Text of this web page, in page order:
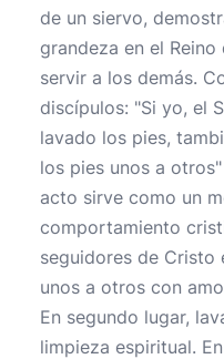
de un siervo,
grandeza en el
servir a los demás.
discípulos: "Si yo, el
lavado los pies,
los pies unos a
acto sirve como un
comportamiento
seguidores de Cristo
unos a otros con
En segundo lugar,
limpieza espiritual.